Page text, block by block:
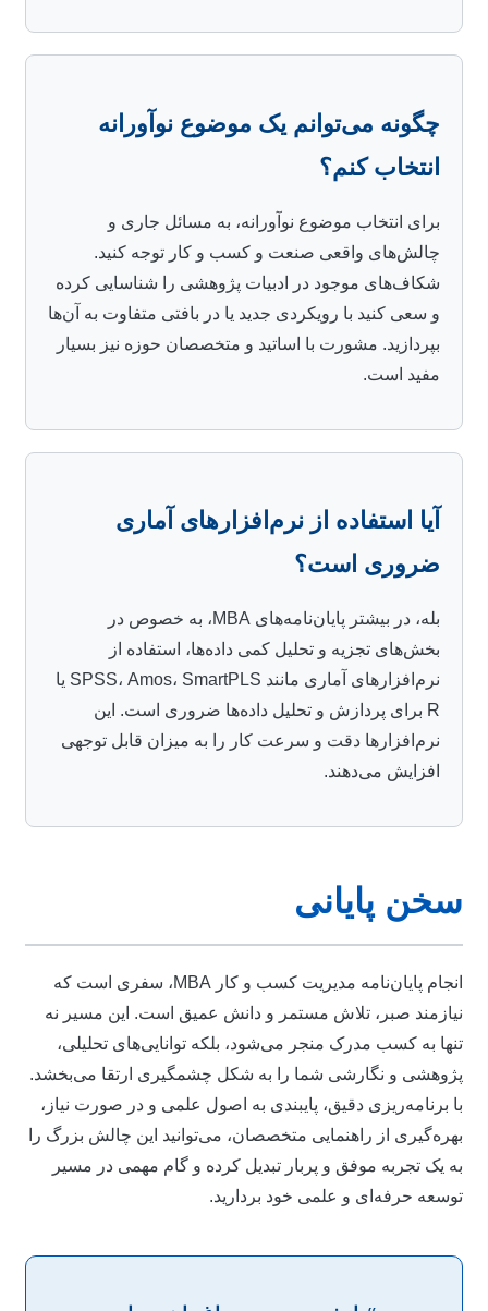
چگونه می‌توانم یک موضوع نوآورانه
انتخاب کنم؟
برای انتخاب موضوع نوآورانه، به مسائل جاری و
چالش‌های واقعی صنعت و کسب و کار توجه کنید.
شکاف‌های موجود در ادبیات پژوهشی را شناسایی کرده
و سعی کنید با رویکردی جدید یا در بافتی متفاوت به آن‌ها
بپردازید. مشورت با اساتید و متخصصان حوزه نیز بسیار
مفید است.
آیا استفاده از نرم‌افزارهای آماری
ضروری است؟
بله، در بیشتر پایان‌نامه‌های MBA، به خصوص در
بخش‌های تجزیه و تحلیل کمی داده‌ها، استفاده از
نرم‌افزارهای آماری مانند SPSS، Amos، SmartPLS یا
R برای پردازش و تحلیل داده‌ها ضروری است. این
نرم‌افزارها دقت و سرعت کار را به میزان قابل توجهی
افزایش می‌دهند.
پایانی
انجام پایان‌نامه مدیریت کسب و کار MBA، سفری است که
صبر، تلاش مستمر و دانش عمیق است. این مسیر نه
به کسب مدرک منجر می‌شود، بلکه توانایی‌های تحلیلی،
و نگارشی شما را به شکل چشمگیری ارتقا می‌بخشد.
برنامه‌ریزی دقیق، پایبندی به اصول علمی و در صورت نیاز،
از راهنمایی متخصصان، می‌توانید این چالش بزرگ را
یک تجربه موفق و پربار تبدیل کرده و گام مهمی در مسیر
حرفه‌ای و علمی خود بردارید.